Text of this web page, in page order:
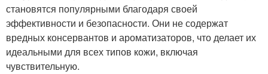
становятся популярными благодаря своей
эффективности и безопасности. Они не содержат
вредных консервантов и ароматизаторов, что делает их
идеальными для всех типов кожи, включая
чувствительную.